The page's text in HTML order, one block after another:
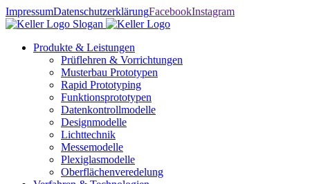
ImpressumDatenschutzerklärungFacebookInstagram
Produkte & Leistungen
Prüflehren & Vorrichtungen
Musterbau Prototypen
Rapid Prototyping
Funktionsprototypen
Datenkontrollmodelle
Designmodelle
Lichttechnik
Messemodelle
Plexiglasmodelle
Oberflächenveredelung